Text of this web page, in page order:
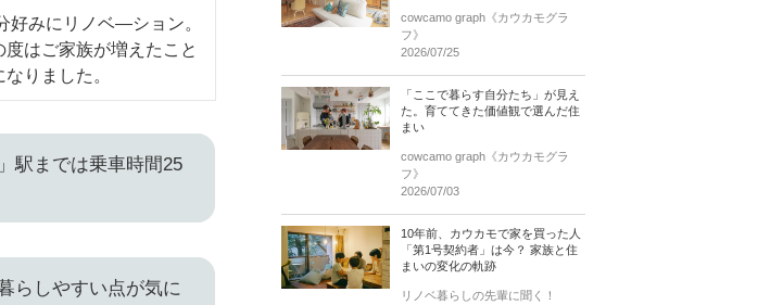
好みにリノベ―ション。
はご家族が増えたこと
りました。
駅までは乗車時間25
らしやすい点が気に
cowcamo graph《カウカモグラ
フ》
2026/07/25
「ここで暮らす自分たち」が見え
た。育ててきた価値観で選んだ住
まい
cowcamo graph《カウカモグラ
フ》
2026/07/03
10年前、カウカモで家を買った人
「第1号契約者」は今？ 家族と住
まいの変化の軌跡
リノベ暮らしの先輩に聞く！